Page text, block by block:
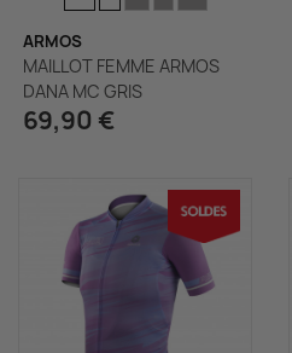
ARMOS
MAILLOT FEMME ARMOS
DANA MC GRIS
69,90 €